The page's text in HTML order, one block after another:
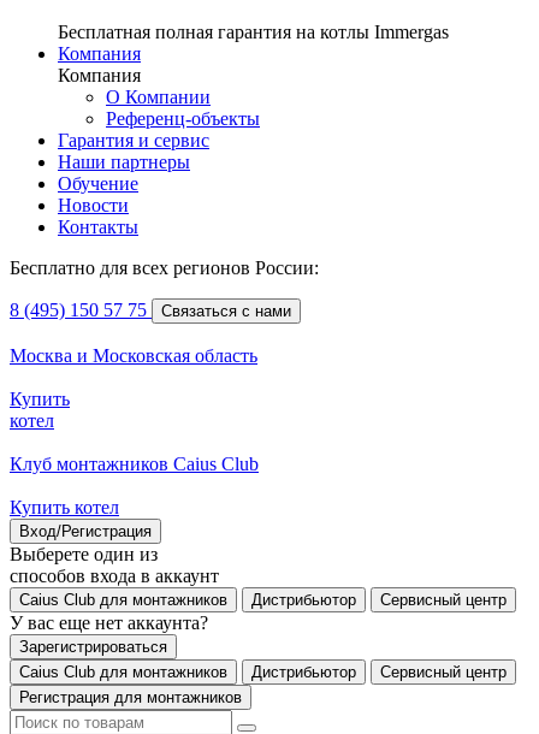
Бесплатная полная гарантия на котлы Immergas
Компания
Компания
О Компании
Референц-объекты
Гарантия и сервис
Наши партнеры
Обучение
Новости
Контакты
Бесплатно для всех регионов России:
8 (495) 150 57 75 Связаться с нами
Москва и Московская область
Купить
котел
Клуб монтажников Caius Club
Купить котел
Вход/Регистрация
Выберете один из
способов входа в аккаунт
Caius Club для монтажников Дистрибьютор Сервисный центр
У вас еще нет аккаунта?
Зарегистрироваться
Caius Club для монтажников
Дистрибьютор
Сервисный центр
Регистрация для монтажников